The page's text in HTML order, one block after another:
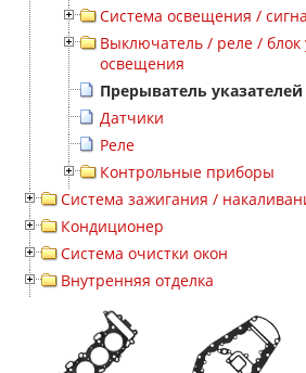
Система освещения /
Выключатель / реле / блок
освещения
Прерыватель
Датчики
Реле
Контрольные приборы
Система зажигания /
Кондиционер
Система очистки окон
Внутренняя отделка